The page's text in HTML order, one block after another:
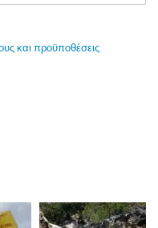
και προϋποθέσεις